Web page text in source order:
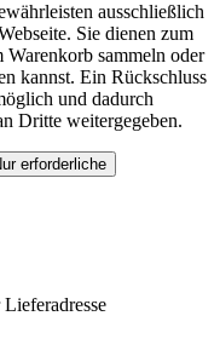
ausschließlich
Sie dienen zum
Warenkorb sammeln oder
kannst. Ein Rückschluss
und dadurch
Dritte weitergegeben.
erforderliche